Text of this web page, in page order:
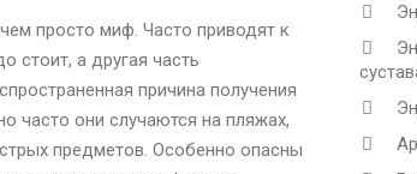
просто миф. Часто приводят к
стоит, а другая часть
причина получения
часто они случаются на пляжах,
предметов. Особенно опасны